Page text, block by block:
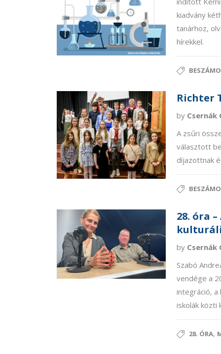
kiadvány
tanárhoz,
hírekkel.
Richter
by Csernák
A zsűri
választott
díjazottnak
28. óra
by Csernák
Szabó
vendége a
integráció, a
iskolák közti
28. ÓRA,